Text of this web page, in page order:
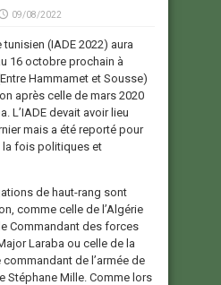
09/08/2022
(IADE 2022) aura
16 octobre prochain à
Hammamet et Sousse)
après celle de mars 2020
L’IADE devait avoir lieu
mais a été reporté pour
la fois politiques et
de haut-rang sont
comme celle de l’Algérie
Commandant des forces
Laraba ou celle de la
de l’armée de
Stéphane Mille. Comme lors